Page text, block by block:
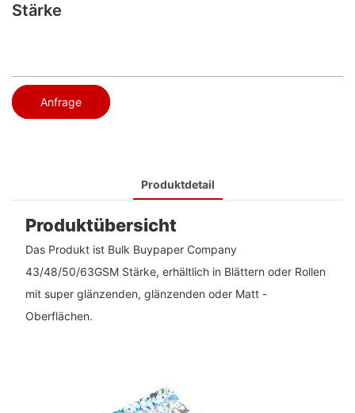
Stärke
Anfrage
Produktdetail
Produktübersicht
Das Produkt ist Bulk Buypaper Company
43/48/50/63GSM Stärke, erhältlich in Blättern oder Rollen
mit super glänzenden, glänzenden oder Matt -
Oberflächen.